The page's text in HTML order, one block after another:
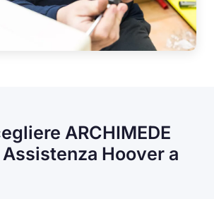
ARCHIMEDE
Hoover a